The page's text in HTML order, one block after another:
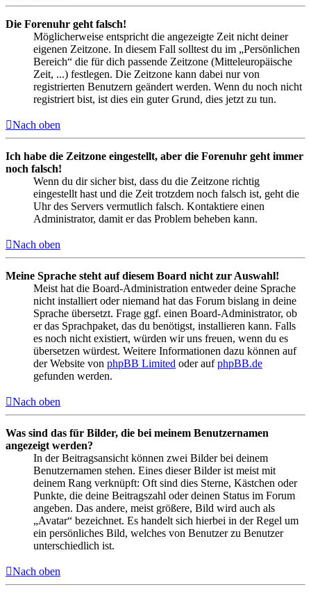
Die Forenuhr geht falsch!
Möglicherweise entspricht die angezeigte Zeit nicht deiner
eigenen Zeitzone. In diesem Fall solltest du im „Persönlichen
Bereich“ die für dich passende Zeitzone (Mitteleuropäische
Zeit, ...) festlegen. Die Zeitzone kann dabei nur von
registrierten Benutzern geändert werden. Wenn du noch nicht
registriert bist, ist dies ein guter Grund, dies jetzt zu tun.
Nach oben
Ich habe die Zeitzone eingestellt, aber die Forenuhr geht immer
noch falsch!
Wenn du dir sicher bist, dass du die Zeitzone richtig
eingestellt hast und die Zeit trotzdem noch falsch ist, geht die
Uhr des Servers vermutlich falsch. Kontaktiere einen
Administrator, damit er das Problem beheben kann.
Nach oben
Meine Sprache steht auf diesem Board nicht zur Auswahl!
Meist hat die Board-Administration entweder deine Sprache
nicht installiert oder niemand hat das Forum bislang in deine
Sprache übersetzt. Frage ggf. einen Board-Administrator, ob
er das Sprachpaket, das du benötigst, installieren kann. Falls
es noch nicht existiert, würden wir uns freuen, wenn du es
übersetzen würdest. Weitere Informationen dazu können auf
der Website von phpBB Limited oder aufphpBB.de
gefunden werden.
Nach oben
Was sind das für Bilder, die bei meinem Benutzernamen
angezeigt werden?
In der Beitragsansicht können zwei Bilder bei deinem
Benutzernamen stehen. Eines dieser Bilder ist meist mit
deinem Rang verknüpft: Oft sind dies Sterne, Kästchen oder
Punkte, die deine Beitragszahl oder deinen Status im Forum
angeben. Das andere, meist größere, Bild wird auch als
„Avatar“ bezeichnet. Es handelt sich hierbei in der Regel um
ein persönliches Bild, welches von Benutzer zu Benutzer
unterschiedlich ist.
Nach oben